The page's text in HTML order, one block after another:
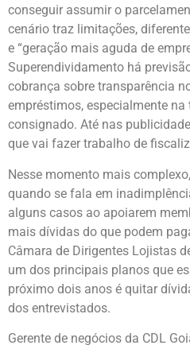
conseguir assumir o
cenário traz limitações,
e “geração mais aguda de
Superendividamento há
cobrança sobre transparência
empréstimos, especialmente
consignado. Até nas
que vai fazer trabalho de
Nesse momento mais
quando se fala em
alguns casos ao apoiarem
mais dívidas do que podem
Câmara de Dirigentes Lojistas
um dos principais planos que
próximo dois anos é quitar
dos entrevistados.
Gerente de negócios da CDL